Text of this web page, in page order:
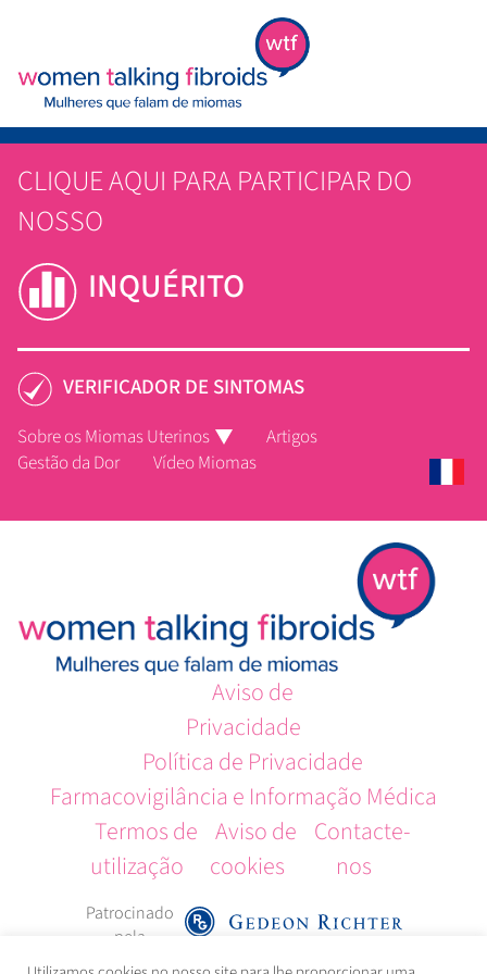
CLIQUE AQUI PARA PARTICIPAR DO
NOSSO
INQUÉRITO
VERIFICADOR DE SINTOMAS
Sobre os Miomas Uterinos
Artigos
Gestão da Dor
Vídeo Miomas
Aviso de
Privacidade
Política de Privacidade
Farmacovigilância e Informação Médica
Termos de
utilização
Aviso de
cookies
Contacte-
nos
Patrocinado
pela